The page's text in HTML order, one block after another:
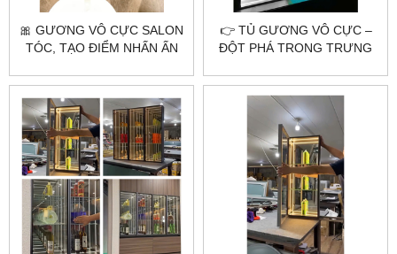
🎀 GƯƠNG VÔ CỰC SALON
TÓC, TẠO ĐIỂM NHẤN ẤN
👉 TỦ GƯƠNG VÔ CỰC –
ĐỘT PHÁ TRONG TRƯNG